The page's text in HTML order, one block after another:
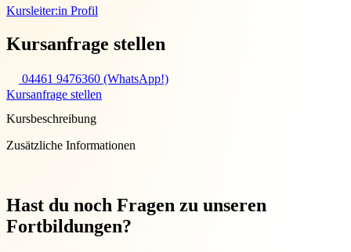
Kursleiter:in Profil
Kursanfrage stellen
04461 9476360 (WhatsApp!)
Kursanfrage stellen
Kursbeschreibung
Zusätzliche Informationen
Hast du noch Fragen zu unseren
Fortbildungen?